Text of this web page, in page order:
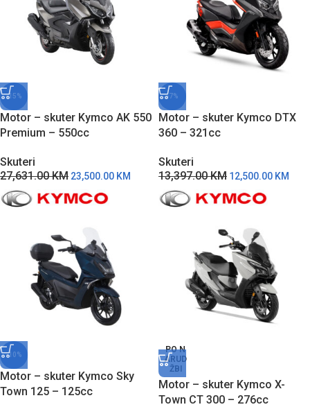
-15%
Motor – skuter Kymco AK 550
Premium – 550cc
Skuteri
27,631.00KM 23,500.00 KM
-7%
Motor – skuter Kymco DTX
360 – 321cc
Skuteri
13,397.00KM 12,500.00 KM
-10%
Motor – skuter Kymco Sky
Town 125 – 125cc
PO N
ARUD
ŽBI
Motor – skuter Kymco X-
Town CT 300 – 276cc